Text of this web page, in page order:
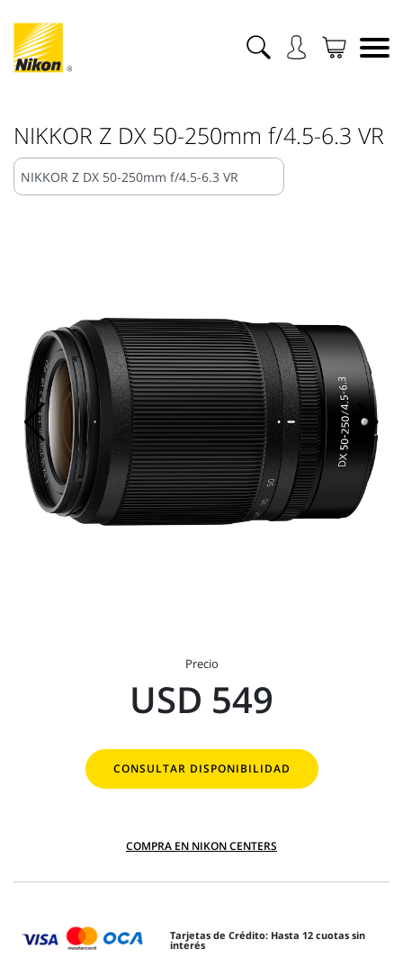
NIKKOR Z DX 50-250mm f/4.5-6.3 VR
Precio
USD 549
CONSULTAR DISPONIBILIDAD
COMPRA EN NIKON CENTERS
Tarjetas de Crédito: Hasta 12 cuotas sin
interés